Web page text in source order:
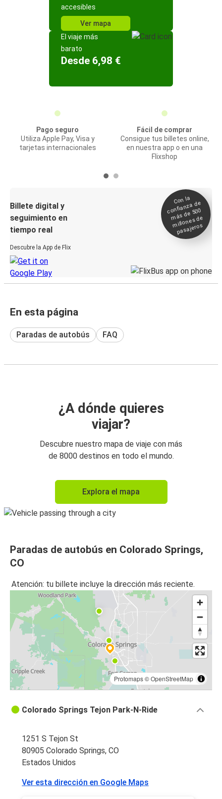
accesibles
Ver mapa
El viaje más
barato
Desde 6,98 €
Pago seguro
Utiliza Apple Pay, Visa y
tarjetas internacionales
Fácil de comprar
Consigue tus billetes online,
en nuestra app o en una
Flixshop
Billete digital y
seguimiento en
tiempo real
Descubre la App de Flix
Con la
confianza de
más de 500
millones de
pasajeros
En esta página
Paradas de autobús FAQ
¿A dónde quieres
viajar?
Descubre nuestro mapa de viaje con más
de 8000 destinos en todo el mundo.
Explora el mapa
Paradas de autobús en Colorado Springs,
CO
Atención: tu billete incluye la dirección más reciente.
Protomaps©OpenStreetMap
Colorado Springs Tejon Park-N-Ride
1251 S Tejon St
80905 Colorado Springs, CO
Estados Unidos
Ver esta dirección en Google Maps